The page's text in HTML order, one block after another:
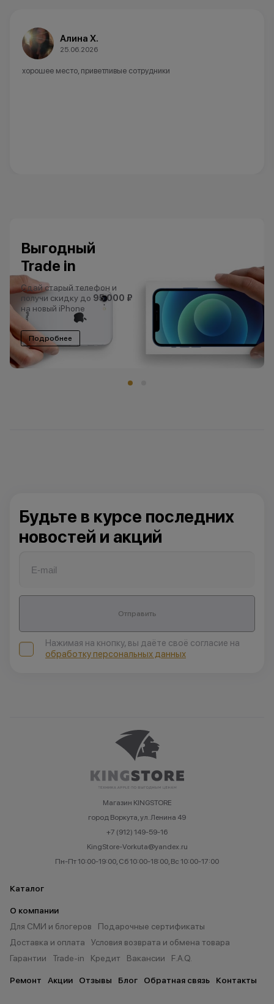
Анна А.
20.06.2026
Советую данный магазин ,в наличии не было модели которая
Гарантия
низкой цены
Нашли цены ниже?
Сделаем еще ниже!
Будьте в курсе последних
новостей и акций
Отправить
Нажимая на кнопку, вы даёте своё согласие на
обработку персональных данных
Магазин KINGSTORE
город Воркута, ул. Ленина 49
+7 (912) 149-59-16
KingStore-Vorkuta@yandex.ru
Пн-Пт 10:00-19:00, Сб 10:00-18:00, Вс 10:00-17:00
Каталог
О компании
Для СМИ и блогеров
Подарочные сертификаты
Доставка и оплата
Условия возврата и обмена товара
Гарантии
Trade-in Кредит Вакансии F.A.Q.
Ремонт Акции Отзывы Блог Обратная связь Контакты